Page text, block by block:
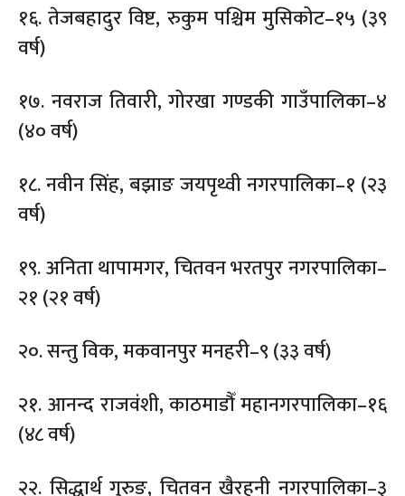
१६. तेजबहादुर विष्ट, रुकुम पश्चिम मुसिकोट–१५ (३९
वर्ष)
१७. नवराज तिवारी, गोरखा गण्डकी गाउँपालिका–४
(४० वर्ष)
१८. नवीन सिंह, बझाङ जयपृथ्वी नगरपालिका–१ (२३
वर्ष)
१९. अनिता थापामगर, चितवन भरतपुर नगरपालिका–
२१ (२१ वर्ष)
२०. सन्तु विक, मकवानपुर मनहरी–९ (३३ वर्ष)
२१. आनन्द राजवंशी, काठमाडौँ महानगरपालिका–१६
(४८ वर्ष)
२२. सिद्धार्थ गुरुङ, चितवन खैरहनी नगरपालिका–३